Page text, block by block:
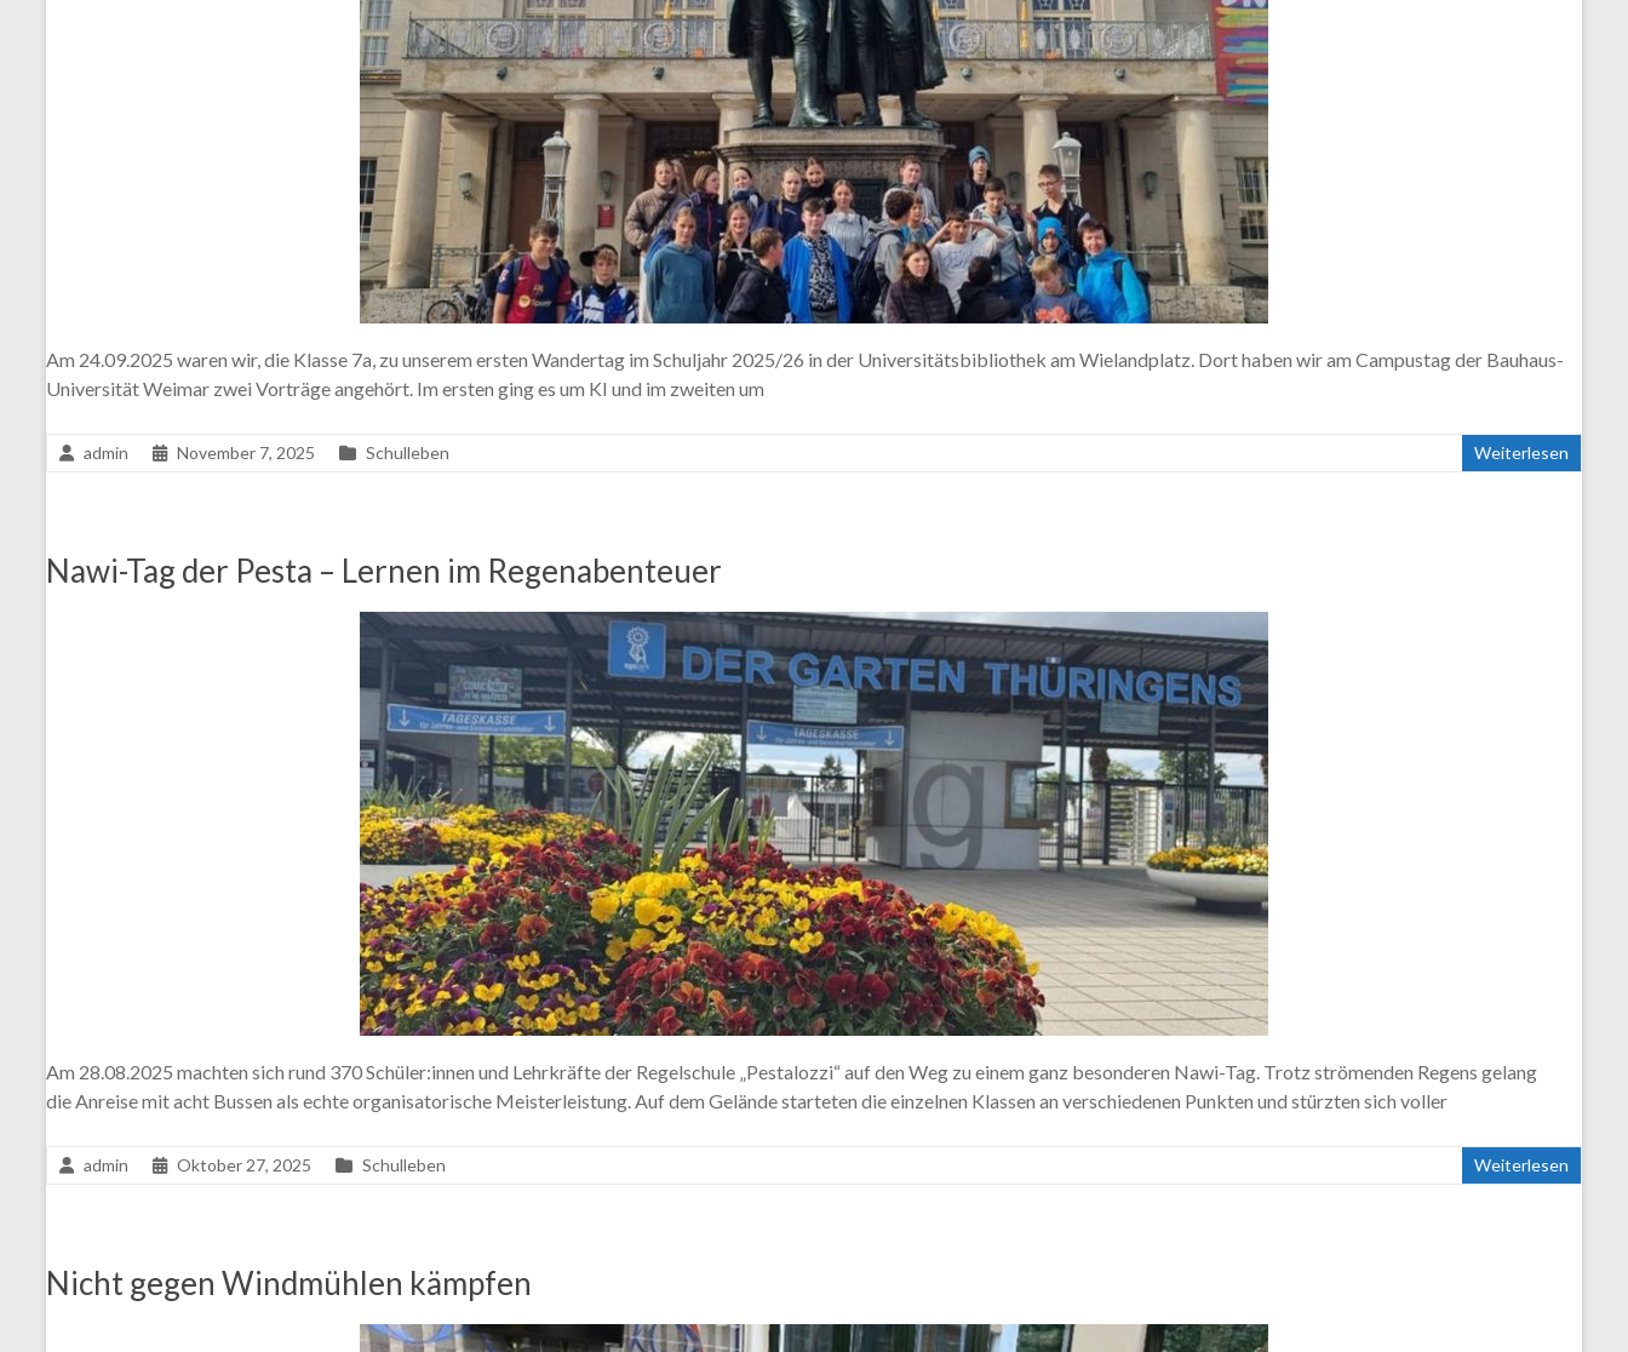
Am 24.09.2025 waren wir, die Klasse 7a, zu unserem ersten Wandertag im Schuljahr 2025/26 in der Universitätsbibliothek am Wielandplatz. Dort haben wir am Campustag der Bauhaus-
Universität Weimar zwei Vorträge angehört. Im ersten ging es um KI und im zweiten um
admin November 7, 2025 Schulleben Weiterlesen
Nawi-Tag der Pesta – Lernen im Regenabenteuer
Am 28.08.2025 machten sich rund 370 Schüler:innen und Lehrkräfte der Regelschule „Pestalozzi“ auf den Weg zu einem ganz besonderen Nawi-Tag. Trotz strömenden Regens gelang
die Anreise mit acht Bussen als echte organisatorische Meisterleistung. Auf dem Gelände starteten die einzelnen Klassen an verschiedenen Punkten und stürzten sich voller
admin Oktober 27, 2025 Schulleben Weiterlesen
Nicht gegen Windmühlen kämpfen